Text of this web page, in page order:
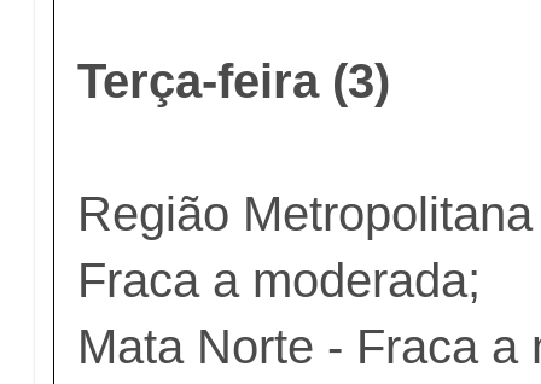
Terça-feira (3)
Região
Fraca a moderada;
Mata Norte - Fraca a